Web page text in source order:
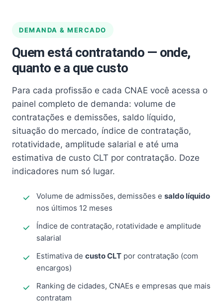
DEMANDA & MERCADO
Quem está contratando — onde,
quanto e a que custo
Para cada profissão e cada CNAE você acessa o
painel completo de demanda: volume de
contratações e demissões, saldo líquido,
situação do mercado, índice de contratação,
rotatividade, amplitude salarial e até uma
estimativa de custo CLT por contratação. Doze
indicadores num só lugar.
Volume de admissões, demissões e saldo líquido
nos últimos 12 meses
Índice de contratação, rotatividade e amplitude
salarial
Estimativa de custo CLT por contratação (com
encargos)
Ranking de cidades, CNAEs e empresas que mais
contratam